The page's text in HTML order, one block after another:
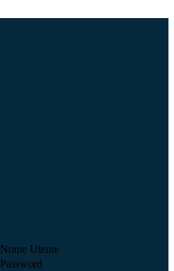
Nome Utente
Password